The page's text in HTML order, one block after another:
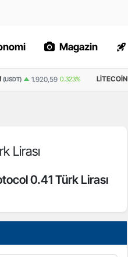
Magazin
(USDT) 1.920,59 0.323% LITECOIN
Lirası
0.41 Türk Lirası